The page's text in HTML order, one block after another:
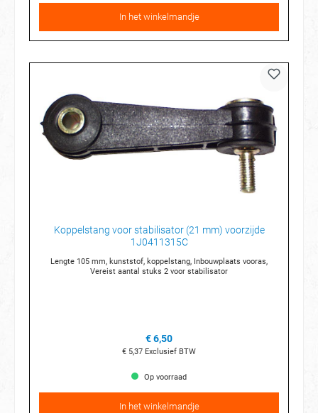
In het winkelmandje
Koppelstang voor stabilisator (21 mm) voorzijde
1J0411315C
Lengte 105 mm, kunststof, koppelstang, Inbouwplaats vooras,
Vereist aantal stuks 2 voor stabilisator
€ 6,50
€ 5,37 Exclusief BTW
Op voorraad
In het winkelmandje